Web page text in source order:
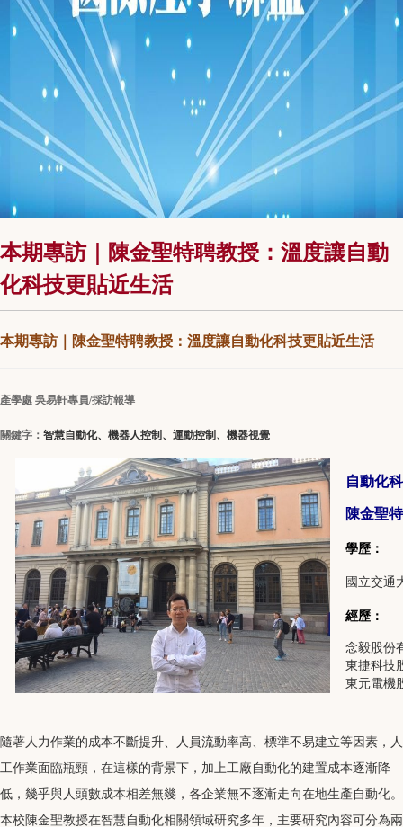
本期專訪｜陳金聖特聘教授：溫度讓自動
化科技更貼近生活
本期專訪｜ 陳金聖特聘教授 ： 溫度讓自動化科技更貼近生活
產學處 吳易軒專員/採訪報導
關鍵字： 智慧自動化、機器人控制、運動控制、機器視覺
自動化
陳金聖
學歷：
國立交通
經歷：
念毅股份
東捷科技
東元電機
隨著人力作業的成本不斷提升、人員流動率高、標準不易建立等因素，人
工作業面臨瓶頸，在這樣的背景下，加上工廠自動化的建置成本逐漸降
低，幾乎與人頭數成本相差無幾，各企業無不逐漸走向在地生產自動化。
本校陳金聖教授在智慧自動化相關領域研究多年，主要研究內容可分為兩